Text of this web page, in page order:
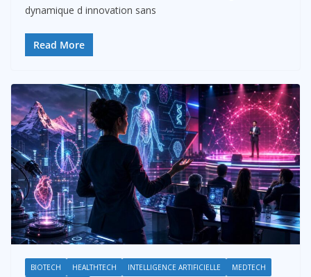
dynamique d innovation sans
Read More
BIOTECH HEALTHTECH INTELLIGENCE ARTIFICIELLE
MEDTECH